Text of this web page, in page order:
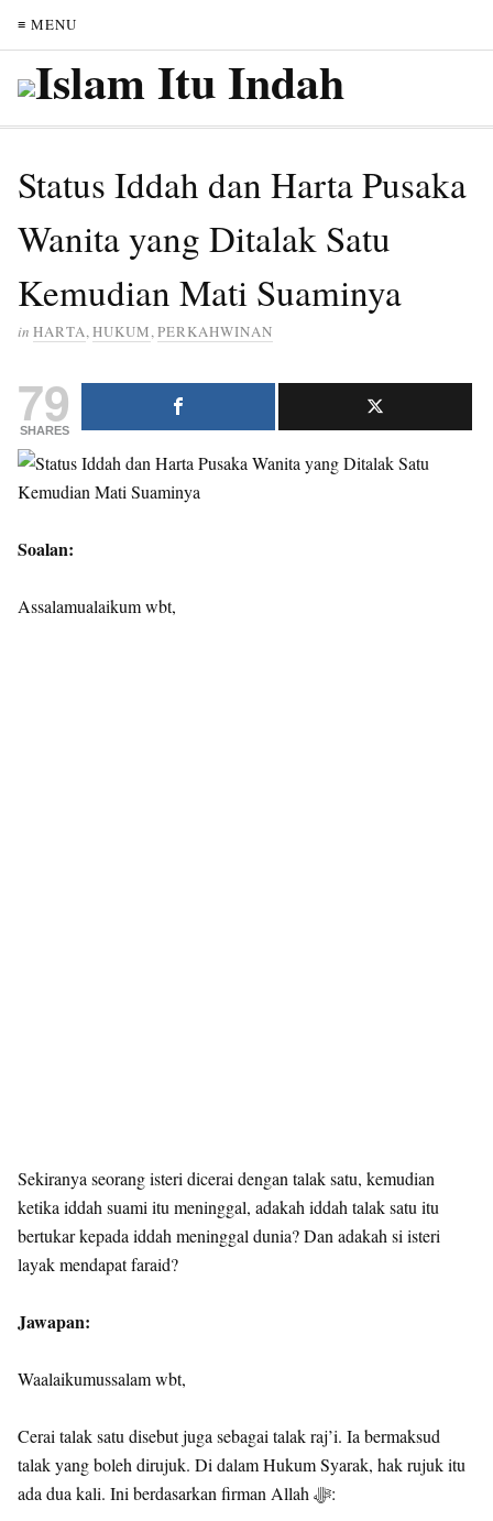
≡ MENU
Status Iddah dan Harta Pusaka
Wanita yang Ditalak Satu
Kemudian Mati Suaminya
in HARTA,HUKUM,PERKAHWINAN
79
SHARES
Soalan:
Assalamualaikum wbt,
Sekiranya seorang isteri dicerai dengan talak satu, kemudian
ketika iddah suami itu meninggal, adakah iddah talak satu itu
bertukar kepada iddah meninggal dunia? Dan adakah si isteri
layak mendapat faraid?
Jawapan:
Waalaikumussalam wbt,
Cerai talak satu disebut juga sebagai talak raj’i. Ia bermaksud
talak yang boleh dirujuk. Di dalam Hukum Syarak, hak rujuk itu
ada dua kali. Ini berdasarkan firman Allah ﷻ: